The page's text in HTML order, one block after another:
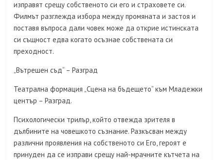
изправят срещу собственото си его и страховете си.
Филмът разглежда избора между промяната и застоя и
поставя въпроса дали човек може да открие истинската
си същност едва когато осъзнае собствената си
преходност.
„Вътрешен съд“ – Разград
Театрална формация „Сцена на бъдещето“ към Младежки
център – Разград.
Психологически трилър, който отвежда зрителя в
дълбините на човешкото съзнание. Разкъсван между
различни проявления на собственото си Его, героят е
принуден да се изправи срещу най-мрачните кътчета на